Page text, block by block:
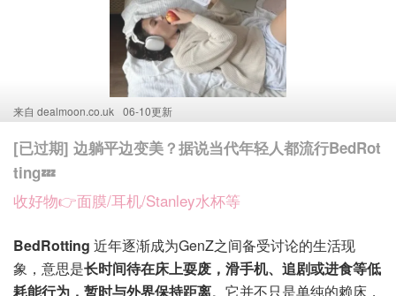
来自 dealmoon.co.uk 06-10更新
[已过期] 边躺平边变美？据说当代年轻人都流行BedRot
ting💤
收好物👉面膜/耳机/Stanley水杯等
BedRotting 近年逐渐成为GenZ之间备受讨论的生活现
象，意思是长时间待在床上耍废，滑手机、追剧或进食等低
耗能行为，暂时与外界保持距离。它并不只是单纯的赖床，